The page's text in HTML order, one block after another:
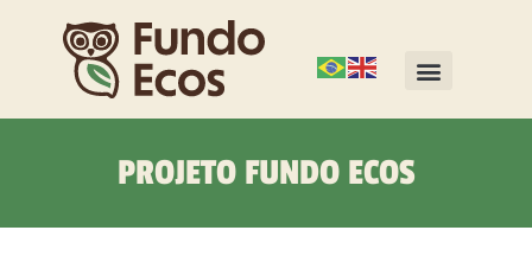
PROJETO FUNDO ECOS